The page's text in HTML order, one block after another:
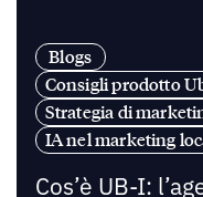
Blogs
Consigli prodotto
Strategia di
IA nel marketing
Cos’è UB-I: